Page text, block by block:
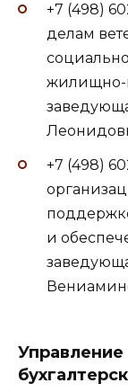
+7 (498)
делам
жилищно-
+7 (498)
и